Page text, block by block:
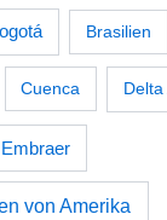
Brasilien
Cuenca
Embraer
von Amerika